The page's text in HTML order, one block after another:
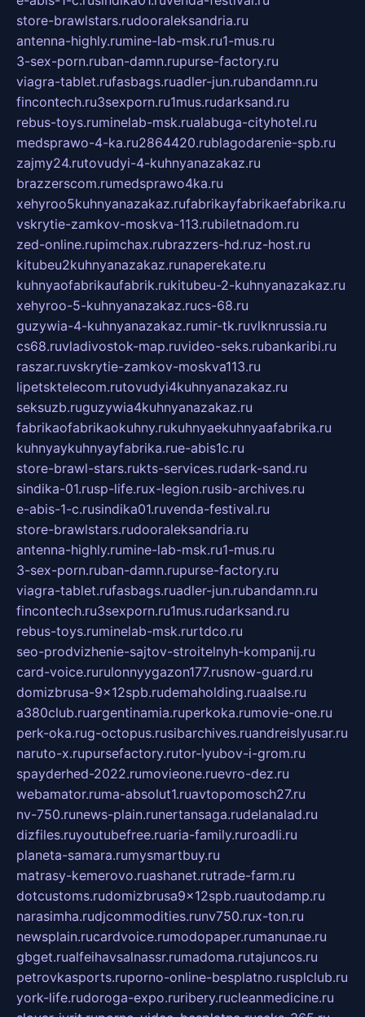
store-brawlstars.rudooraleksandria.ru
antenna-highly.rumine-lab-msk.ru1-mus.ru
3-sex-porn.ruban-damn.rupurse-factory.ru
viagra-tablet.rufasbags.ruadler-jun.rubandamn.ru
fincontech.ru3sexporn.ru1mus.rudarksand.ru
rebus-toys.ruminelab-msk.rualabuga-cityhotel.ru
medsprawo-4-ka.ru2864420.rublagodarenie-spb.ru
zajmy24.rutovudyi-4-kuhnyanazakaz.ru
brazzerscom.rumedsprawo4ka.ru
xehyroo5kuhnyanazakaz.rufabrikayfabrikaefabrika.ru
vskrytie-zamkov-moskva-113.rubiletnadom.ru
zed-online.rupimchax.rubrazzers-hd.ruz-host.ru
kitubeu2kuhnyanazakaz.runaperekate.ru
kuhnyaofabrikaufabrik.rukitubeu-2-kuhnyanazakaz.ru
xehyroo-5-kuhnyanazakaz.rucs-68.ru
guzywia-4-kuhnyanazakaz.rumir-tk.ruvlknrussia.ru
cs68.ruvladivostok-map.ruvideo-seks.rubankaribi.ru
raszar.ruvskrytie-zamkov-moskva113.ru
lipetsktelecom.rutovudyi4kuhnyanazakaz.ru
seksuzb.ruguzywia4kuhnyanazakaz.ru
fabrikaofabrikaokuhny.rukuhnyaekuhnyaafabrika.ru
kuhnyaykuhnyayfabrika.rue-abis1c.ru
store-brawl-stars.rukts-services.rudark-sand.ru
sindika-01.rusp-life.rux-legion.rusib-archives.ru
e-abis-1-c.rusindika01.ruvenda-festival.ru
store-brawlstars.rudooraleksandria.ru
antenna-highly.rumine-lab-msk.ru1-mus.ru
3-sex-porn.ruban-damn.rupurse-factory.ru
viagra-tablet.rufasbags.ruadler-jun.rubandamn.ru
fincontech.ru3sexporn.ru1mus.rudarksand.ru
rebus-toys.ruminelab-msk.rurtdco.ru
seo-prodvizhenie-sajtov-stroitelnyh-kompanij.ru
card-voice.rurulonnyygazon177.rusnow-guard.ru
domizbrusa-9x12spb.rudemaholding.ruaalse.ru
a380club.ruargentinamia.ruperkoka.rumovie-one.ru
perk-oka.rug-octopus.rusibarchives.ruandreislyusar.ru
naruto-x.rupursefactory.rutor-lyubov-i-grom.ru
spayderhed-2022.rumovieone.ruevro-dez.ru
webamator.ruma-absolut1.ruavtopomosch27.ru
nv-750.runews-plain.runertansaga.rudelanalad.ru
dizfiles.ruyoutubefree.ruaria-family.ruroadli.ru
planeta-samara.rumysmartbuy.ru
matrasy-kemerovo.ruashanet.rutrade-farm.ru
dotcustoms.rudomizbrusa9x12spb.ruautodamp.ru
narasimha.rudjcommodities.runv750.rux-ton.ru
newsplain.rucardvoice.rumodopaper.rumanunae.ru
gbget.rualfeihavsalnassr.rumadoma.rutajuncos.ru
petrovkasports.ruporno-online-besplatno.rusplclub.ru
york-life.rudoroga-expo.ruribery.rucleanmedicine.ru